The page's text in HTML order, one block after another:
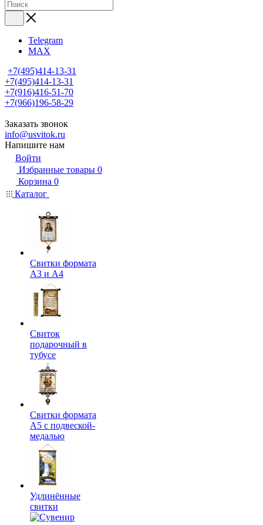
Telegram
MAX
+7(495)414-13-31
+7(495)414-13-31
+7(916)416-51-70
+7(966)196-58-29
Заказать звонок
info@usvitok.ru
Напишите нам
Войти
Избранные товары 0
Корзина 0
Каталог
Свитки формата
А3 и А4
Свиток
подарочный в
тубусе
Свитки формата
А5 с подвеской-
медалью
Удлинённые
свитки